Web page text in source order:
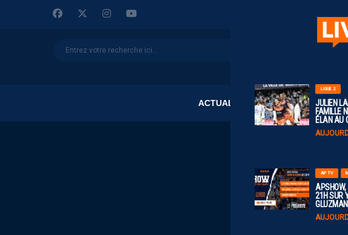
ACTUALITÉS
LIGUE 2
JULIEN
FAMILLE
ÉLAN AU
AP TV
APSHOW,
21H SUR
GLUZMAN